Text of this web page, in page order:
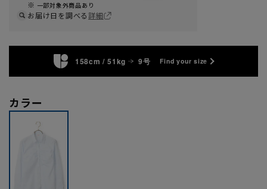
一部対象外商品あり
お届け日を調べる詳細
158cm / 51kg 9号 Find your size
カラー